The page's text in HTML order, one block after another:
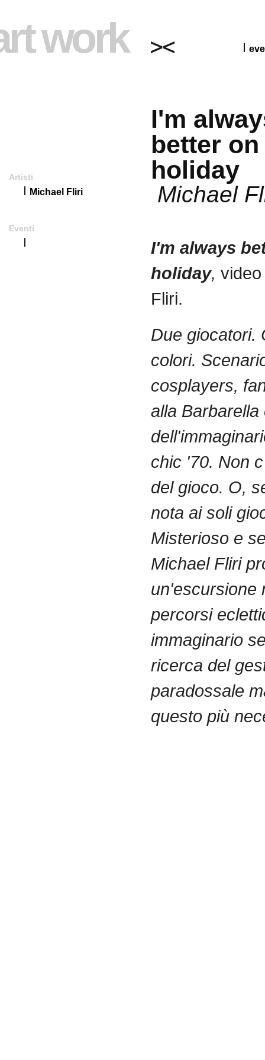
work
Artisti
Michael Fliri
Eventi
I'm
better on
holiday
Michael
I'm always
holiday,
Fliri.
Due giocatori.
colori.
cosplayers,
alla Barbarella
chic '70. Non
del gioco. O,
nota ai soli
Misterioso e
Michael Fliri
un'escursione
percorsi
immaginario
ricerca del
paradossale
questo più